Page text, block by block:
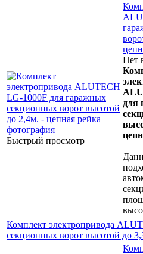
Быстрый просмотр
Нет
для
Комплект электропривода
секционных ворот высотой до